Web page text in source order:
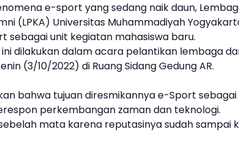
e-sport yang sedang naik daun,
(LPKA) Universitas Muhammadiyah
sebagaiunit kegiatan mahasiswa baru.
dilakukan dalam acara pelantikan lembaga
(3/10/2022) di Ruang Sidang Gedung AR.
bahwa tujuan diresmikannya e-Sport sebagai
perkembangan zaman dan teknologi.
mata karena reputasinya sudah sampai